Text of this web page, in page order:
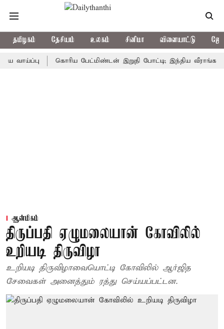
தமிழகம் தேசியம் உலகம் சினிமா விளையாட்டு
கொரிய பேட்மிண்டன் இறுதி போட்டி; இந்திய வீராங்கனை
ஆன்மிகம்
திருப்பதி ஏழுமலையான் கோவிலில்
உறியடி திருவிழா
உறியடி திருவிழாவையொட்டி கோவிலில் ஆர்ஜித
சேவைகள் அனைத்தும் ரத்து செய்யப்பட்டன.